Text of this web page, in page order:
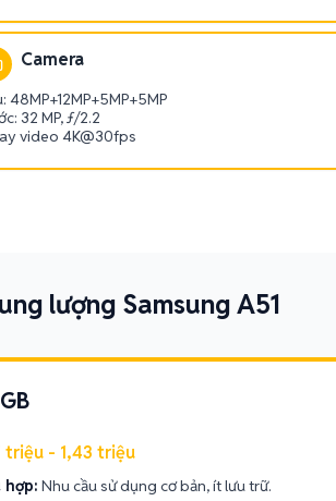
Camera
48MP+12MP+5MP+5MP
32 MP, ƒ/2.2
video 4K@30fps
lượng Samsung A51
triệu - 1,43 triệu
hợp: Nhu cầu sử dụng cơ bản, ít lưu trữ.